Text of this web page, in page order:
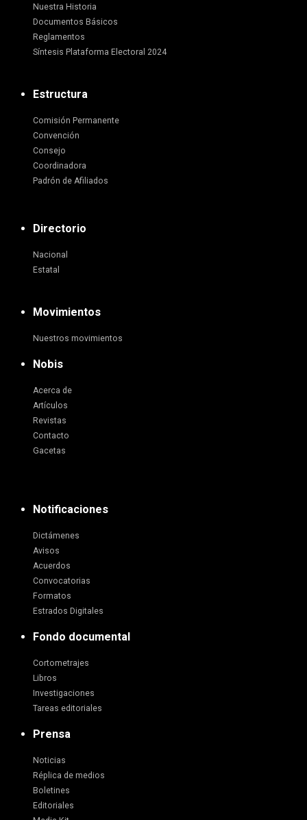
Nuestra Historia
Documentos Básicos
Reglamentos
Síntesis Plataforma Electoral 2024
Estructura
Comisión Permanente
Convención
Consejo
Coordinadora
Padrón de Afiliados
Directorio
Nacional
Estatal
Movimientos
Nuestros movimientos
Nobis
Acerca de
Artículos
Revistas
Contacto
Gacetas
Notificaciones
Dictámenes
Avisos
Acuerdos
Convocatorias
Formatos
Estrados Digitales
Fondo documental
Cortometrajes
Libros
Investigaciones
Tareas editoriales
Prensa
Noticias
Réplica de medios
Boletines
Editoriales